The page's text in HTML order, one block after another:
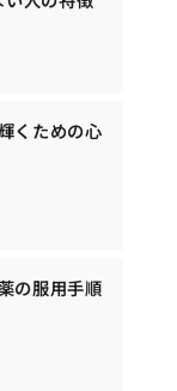
くための心
の服用手順